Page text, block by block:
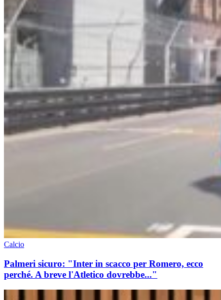
Calcio
Palmeri sicuro: "Inter in scacco per Romero, ecco
perché. A breve l'Atletico dovrebbe..."